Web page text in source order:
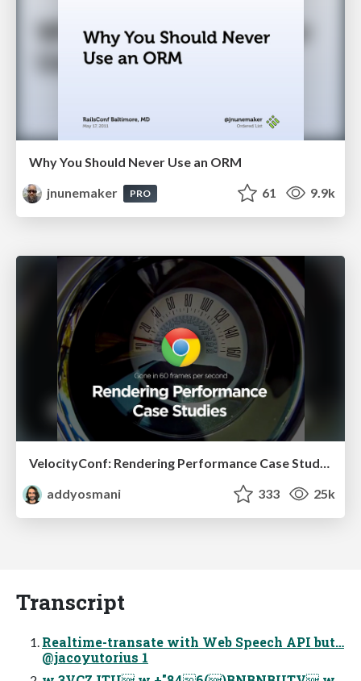
Why You Should Never Use an ORM
jnunemaker
PRO 61 9.9k
addyosmani
333 25k
Transcript
Realtime-transate with Web Speech API but…
@jacoyutorius 1